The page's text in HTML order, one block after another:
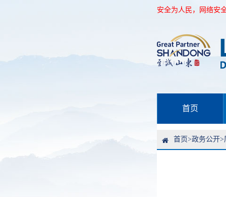
高广大人民群众网络安全意识和防护技能 网络安全为人民，网络安全
首页
首页>政务公开>